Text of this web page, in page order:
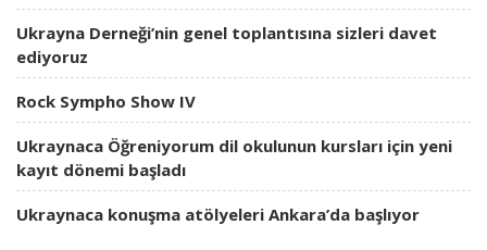
Ukrayna Derneği’nin genel toplantısına sizleri davet
ediyoruz
Rock Sympho Show IV
Ukraynaca Öğreniyorum dil okulunun kursları için yeni
kayıt dönemi başladı
Ukraynaca konuşma atölyeleri Ankara’da başlıyor